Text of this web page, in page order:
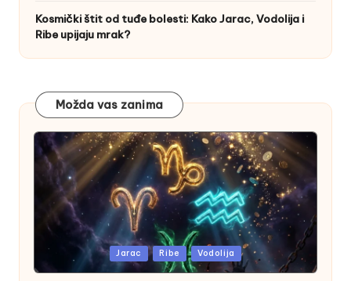
Kosmički štit od tuđe bolesti: Kako Jarac, Vodolija i
Ribe upijaju mrak?
Možda vas zanima
Posted
Jarac Ribe Vodolija